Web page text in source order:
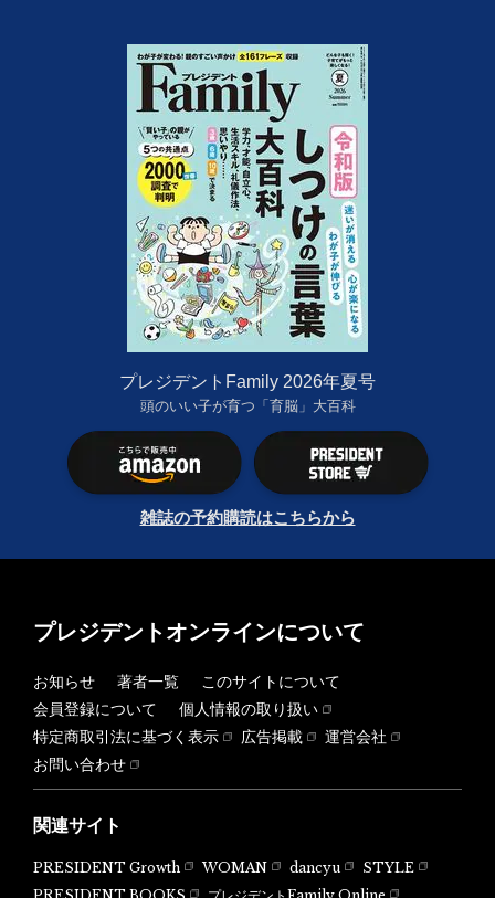
プレジデントFamily 2026年夏号
頭のいい子が育つ「育脳」大百科
雑誌の予約購読はこちらから
プレジデントオンラインについて
お知らせ 著者一覧
このサイトについて
会員登録について
個人情報の取り扱い
特定商取引法に基づく表示
広告掲載
運営会社
お問い合わせ
関連サイト
PRESIDENT Growth WOMAN dancyu
STYLE